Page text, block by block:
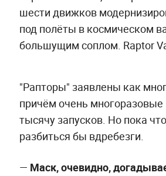
шести движков
под полёты в космическом
большущим соплом. Raptor
"Рапторы" заявлены как
причём очень
тысячу запусков. Но пока
разбиться бы вдребезги.
— Маск, очевидно,